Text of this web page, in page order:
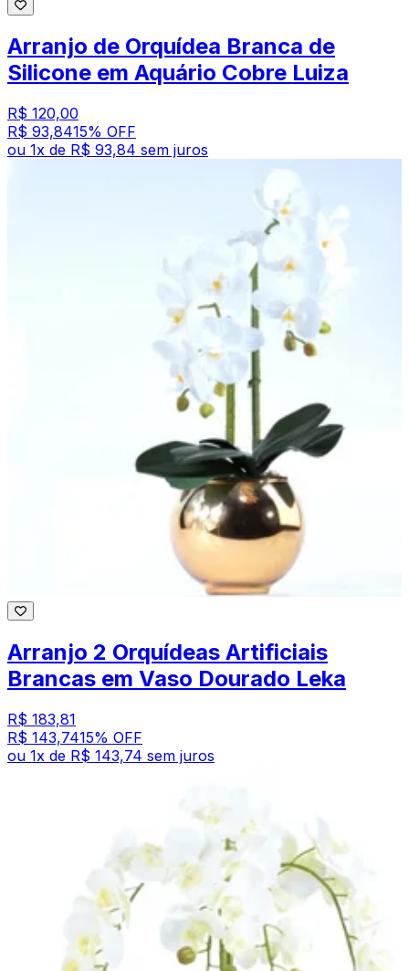
Arranjo de Orquídea Branca de
Silicone em Aquário Cobre Luiza
R$ 120,00
R$ 93,8415% OFF
ou 1x de R$ 93,84 sem juros
Arranjo 2 Orquídeas Artificiais
Brancas em Vaso Dourado Leka
R$ 183,81
R$ 143,7415% OFF
ou 1x de R$ 143,74 sem juros